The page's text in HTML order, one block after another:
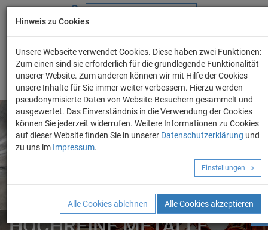
+49 (0) 69 986 4604 - 0
ELEMENTE
FORMEN
Angebot anfordern!
Hinweis zu Cookies
Unsere Webseite verwendet Cookies. Diese haben zwei Funktionen:
Zum einen sind sie erforderlich für die grundlegende Funktionalität
unserer Website. Zum anderen können wir mit Hilfe der Cookies
unsere Inhalte für Sie immer weiter verbessern. Hierzu werden
pseudonymisierte Daten von Website-Besuchern gesammelt und
ausgewertet. Das Einverständnis in die Verwendung der Cookies
können Sie jederzeit widerrufen. Weitere Informationen zu Cookies
auf dieser Website finden Sie in unserer Datenschutzerklärung und
zu uns im Impressum.
Einstellungen
Alle Cookies ablehnen Alle Cookies akzeptieren